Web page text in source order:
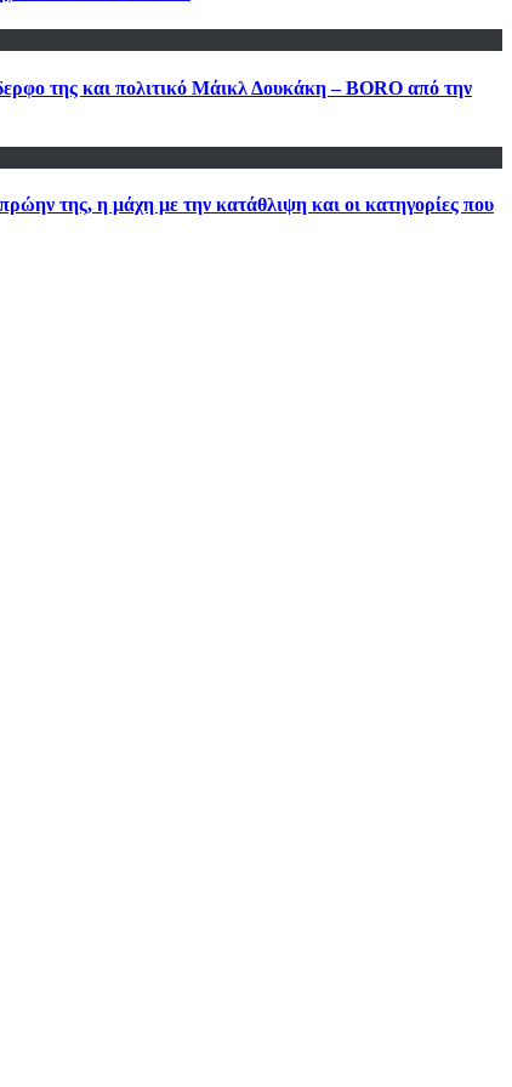
της και πολιτικό Μάικλ Δουκάκη – BORO από την
της, η μάχη με την κατάθλιψη και οι κατηγορίες που